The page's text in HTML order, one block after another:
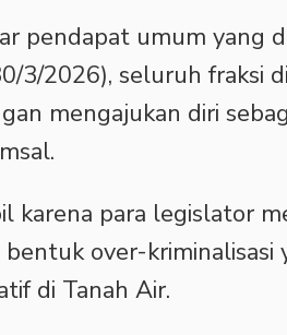
pendapat umum yang
3/2026), seluruh fraksi
mengajukan diri
karena para legislator
over-
di Tanah Air.